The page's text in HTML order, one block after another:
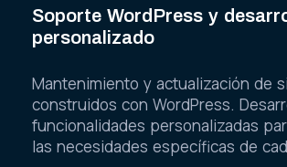
Soporte WordPress y
personalizado
Mantenimiento y actualización de
construidos con WordPress.
funcionalidades personalizadas
las necesidades específicas de